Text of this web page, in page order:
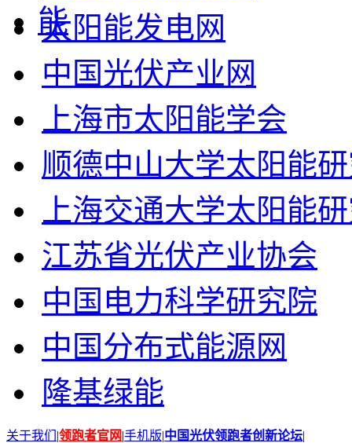
太阳能发电网
中国光伏产业网
上海市太阳能学会
顺德中山大学太阳能
上海交通大学太阳能
江苏省光伏产业协会
中国电力科学研究院
中国分布式能源网
隆基绿能
关于我们 |领跑者官网|手机版|中国光伏领跑者创新论坛|